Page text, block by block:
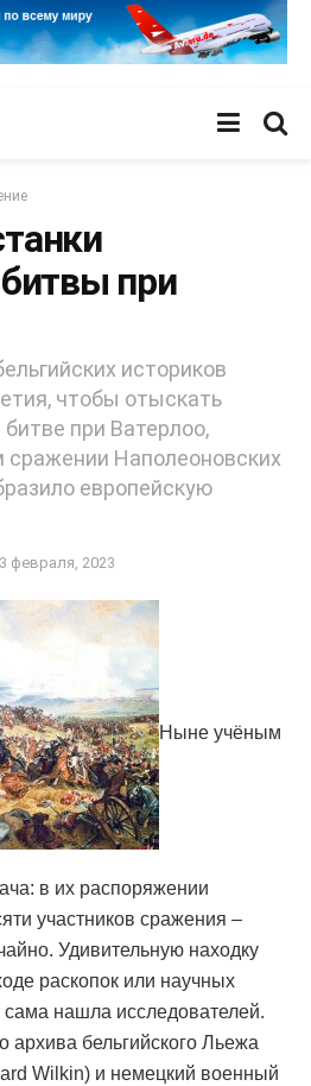
при
историков
чтобы отыскать
при Ватерлоо,
сражении Наполеоновских
европейскую
3 февраля, 2023
Ныне учёным
в их распоряжении
участников сражения –
Удивительную находку
раскопок или научных
нашла исследователей.
архива бельгийского Льежа
Wilkin) и немецкий военный